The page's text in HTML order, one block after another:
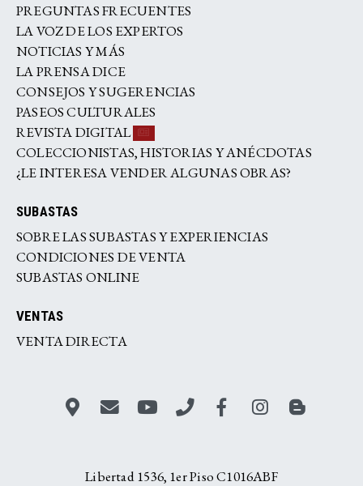
PREGUNTAS FRECUENTES
LA VOZ DE LOS EXPERTOS
NOTICIAS Y MÁS
LA PRENSA DICE
CONSEJOS Y SUGERENCIAS
PASEOS CULTURALES
REVISTA DIGITAL
COLECCIONISTAS, HISTORIAS Y ANÉCDOTAS
¿LE INTERESA VENDER ALGUNAS OBRAS?
SUBASTAS
SOBRE LAS SUBASTAS Y EXPERIENCIAS
CONDICIONES DE VENTA
SUBASTAS ONLINE
VENTAS
VENTA DIRECTA
Libertad 1536, 1er Piso C1016ABF